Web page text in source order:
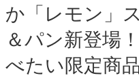
か「レモン」
＆パン新登場
べたい限定商